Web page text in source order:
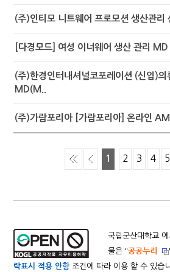
(주)인티모 니트웨어 프로모션 생산관리
[다경모드] 여성 이너웨어 생산 관리 MD
(주)한경인터내셔널코포레이션 (신입)의
MD(M..
(주)가람포리아 [가람포리아] 온라인
1 2 3 4 5
국립군산대학교
물은 "공공누리
락표시 적용 안함조건에 따라 이용 할 수 있습